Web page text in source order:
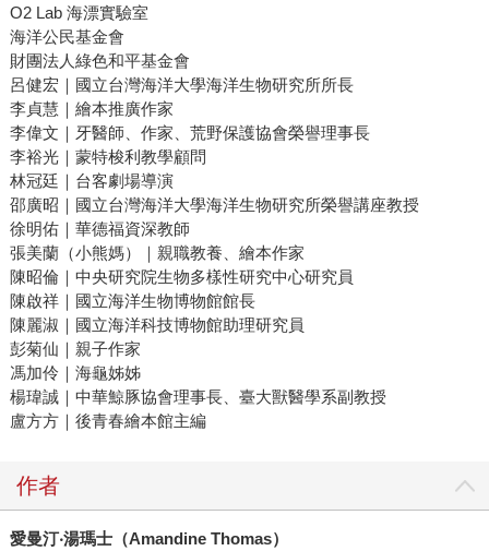
O2 Lab 海漂實驗室
海洋公民基金會
財團法人綠色和平基金會
呂健宏｜國立台灣海洋大學海洋生物研究所所長
李貞慧｜繪本推廣作家
李偉文｜牙醫師、作家、荒野保護協會榮譽理事長
李裕光｜蒙特梭利教學顧問
林冠廷｜台客劇場導演
邵廣昭｜國立台灣海洋大學海洋生物研究所榮譽講座教授
徐明佑｜華德福資深教師
張美蘭（小熊媽）｜親職教養、繪本作家
陳昭倫｜中央研究院生物多樣性研究中心研究員
陳啟祥｜國立海洋生物博物館館長
陳麗淑｜國立海洋科技博物館助理研究員
彭菊仙｜親子作家
馮加伶｜海龜姊姊
楊瑋誠｜中華鯨豚協會理事長、臺大獸醫學系副教授
盧方方｜後青春繪本館主編
作者
愛曼汀‧湯瑪士（Amandine Thomas）